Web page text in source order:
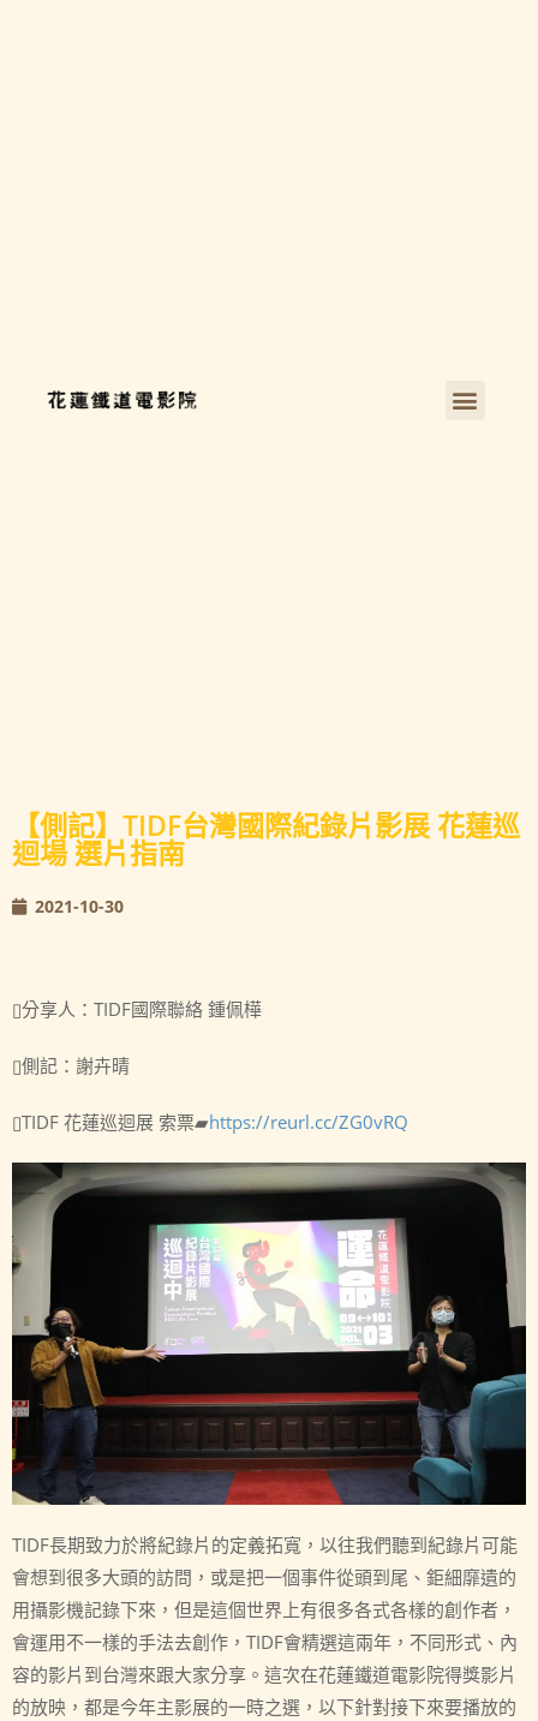
【側記】TIDF台灣國際紀錄片影展 花蓮巡
迴場 選片指南
2021-10-30
▯分享人：TIDF國際聯絡 鍾佩樺
▯側記：謝卉晴
▯TIDF 花蓮巡迴展 索票▰https://reurl.cc/ZG0vRQ
TIDF長期致力於將紀錄片的定義拓寬，以往我們聽到紀錄片可能
會想到很多大頭的訪問，或是把一個事件從頭到尾、鉅細靡遺的
用攝影機記錄下來，但是這個世界上有很多各式各樣的創作者，
會運用不一樣的手法去創作，TIDF會精選這兩年，不同形式、內
容的影片到台灣來跟大家分享。這次在花蓮鐵道電影院得獎影片
的放映，都是今年主影展的一時之選，以下針對接下來要播放的